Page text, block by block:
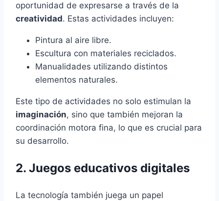
oportunidad de expresarse a través de la
creatividad. Estas actividades incluyen:
Pintura al aire libre.
Escultura con materiales reciclados.
Manualidades utilizando distintos
elementos naturales.
Este tipo de actividades no solo estimulan la
imaginación, sino que también mejoran la
coordinación motora fina, lo que es crucial para
su desarrollo.
2. Juegos educativos digitales
La tecnología también juega un papel